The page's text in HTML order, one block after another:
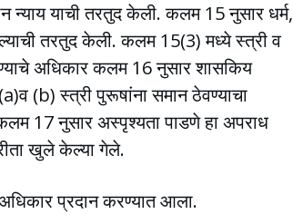
न्याय याची तरतुद केली. कलम 15 नुसार धर्म,
तरतुद केली. कलम 15(3) मध्ये स्त्री व
अधिकार कलम 16 नुसार शासकिय
(b) स्त्री पुरूषांना समान ठेवण्याचा
17 नुसार अस्पृश्यता पाडणे हा अपराध
खुले केल्या गेले.
अधिकार प्रदान करण्यात आला.